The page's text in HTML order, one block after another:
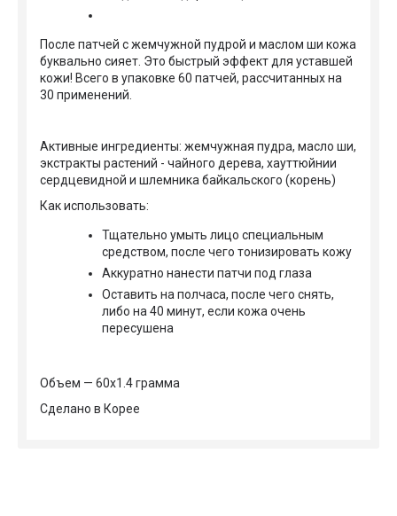
После патчей с жемчужной пудрой и маслом ши кожа
буквально сияет. Это быстрый эффект для уставшей
кожи! Всего в упаковке 60 патчей, рассчитанных на
30 применений.
Активные ингредиенты: жемчужная пудра, масло ши,
экстракты растений - чайного дерева, хауттюйнии
сердцевидной и шлемника байкальского (корень)
Как использовать:
Тщательно умыть лицо специальным
средством, после чего тонизировать кожу
Аккуратно нанести патчи под глаза
Оставить на полчаса, после чего снять,
либо на 40 минут, если кожа очень
пересушена
Объем — 60x1.4 грамма
Сделано в Корее